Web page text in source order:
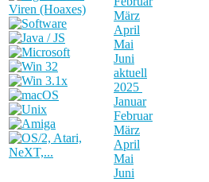
März
April
Mai
Juni
aktuell
2025
Januar
Februar
März
April
Mai
Juni